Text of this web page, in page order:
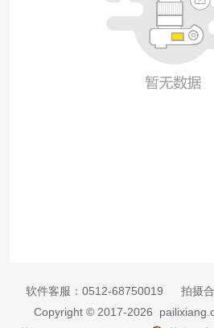
软件客服： 0512-68750019 拍摄
Copyright © 2017-2026